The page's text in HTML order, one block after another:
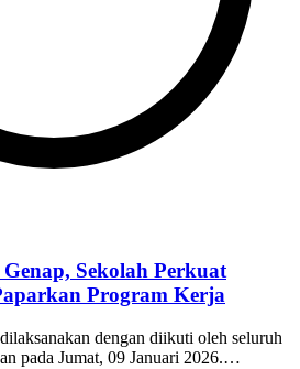
Sekolah Perkuat
Program Kerja
dengan diikuti oleh seluruh
pada Jumat, 09 Januari 2026.…